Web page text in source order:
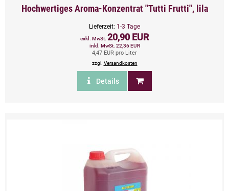
Hochwertiges Aroma-Konzentrat "Tutti Frutti", lila
Lieferzeit: 1-3 Tage
exkl. MwSt. 20,90 EUR
inkl. MwSt. 22,36 EUR
4,47 EUR pro Liter
zzgl. Versandkosten
Details